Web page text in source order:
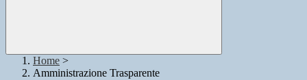
Home >
Amministrazione Trasparente